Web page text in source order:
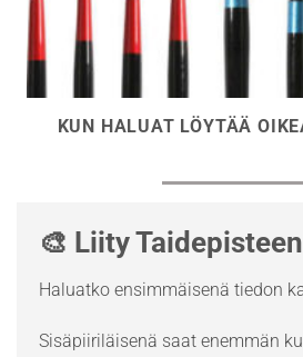
KUN HALUAT LÖYTÄÄ
🎨 Liity
Haluatko ensimmäisenä tiedon
Sisäpiiriläisenä saat enemmän